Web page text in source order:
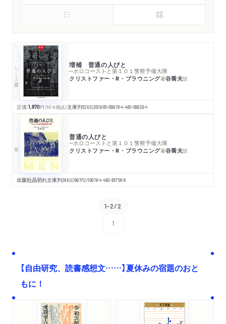
ちくま学芸文庫 増補 普通の人びと
─ホロコーストと第１０１警察予備大隊
クリストファー・R・ブラウニング著谷喬夫訳
定価:1,870円 （10％税込）文庫判528頁2019/05/09978-4-480-09920-4
普通の人びと
─ホロコーストと第１０１警察予備大隊
クリストファー・R・ブラウニング著谷喬夫訳
出版社品切れ文庫判298頁1997/12/10978-4-480-85756-9
1-2/2
1
【自由研究、読書感想文……】夏休みの宿題のおと
もに！